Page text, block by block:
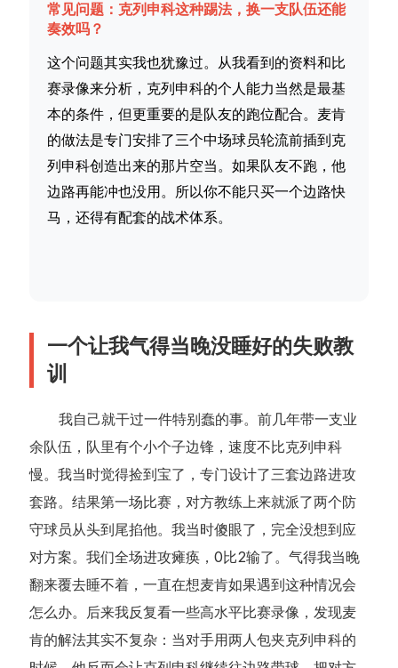
常见问题：克列申科这种踢法，换一支队伍还能
奏效吗？
这个问题其实我也犹豫过。从我看到的资料和比
赛录像来分析，克列申科的个人能力当然是最基
本的条件，但更重要的是队友的跑位配合。麦肯
的做法是专门安排了三个中场球员轮流前插到克
列申科创造出来的那片空当。如果队友不跑，他
边路再能冲也没用。所以你不能只买一个边路快
马，还得有配套的战术体系。
一个让我气得当晚没睡好的失败教
训
我自己就干过一件特别蠢的事。前几年带一支业
余队伍，队里有个小个子边锋，速度不比克列申科
慢。我当时觉得捡到宝了，专门设计了三套边路进攻
套路。结果第一场比赛，对方教练上来就派了两个防
守球员从头到尾掐他。我当时傻眼了，完全没想到应
对方案。我们全场进攻瘫痪，0比2输了。气得我当晚
翻来覆去睡不着，一直在想麦肯如果遇到这种情况会
怎么办。后来我反复看一些高水平比赛录像，发现麦
肯的解法其实不复杂：当对手用两人包夹克列申科的